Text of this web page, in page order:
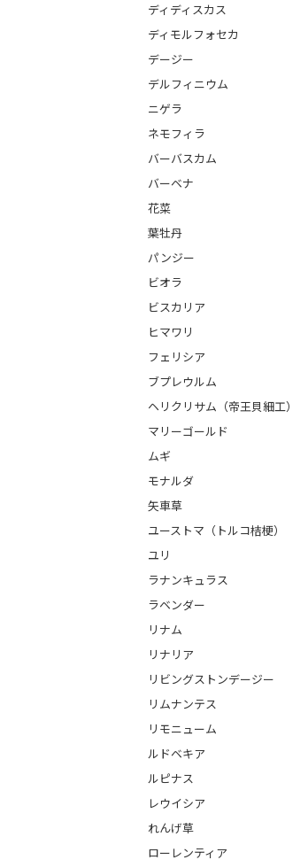
ディディスカス
ディモルフォセカ
デージー
デルフィニウム
ニゲラ
ネモフィラ
バーバスカム
バーベナ
花菜
葉牡丹
パンジー
ビオラ
ビスカリア
ヒマワリ
フェリシア
ブプレウルム
ヘリクリサム（帝王貝細工）
マリーゴールド
ムギ
モナルダ
矢車草
ユーストマ（トルコ桔梗）
ユリ
ラナンキュラス
ラベンダー
リナム
リナリア
リビングストンデージー
リムナンテス
リモニューム
ルドベキア
ルピナス
レウイシア
れんげ草
ローレンティア